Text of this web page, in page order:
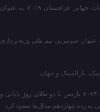
انتخاب شد و موفق شد این تیم را در مسابقات جهانی قزاقستان ۲۰۱۹ به عنوان
توکلی همچنین از سال ۲۰۱۰ تا ۲۰۱۲ به عنوان سرمربی تیم ملی وزنه‌برداری
کاروان پارالمپیک ایران در مسابقات پارالمپیک ۲۰۲۴ پاریس با دو طلای روز پایانی و
به رده چهاردهم مدال‌ها صعود کرد.